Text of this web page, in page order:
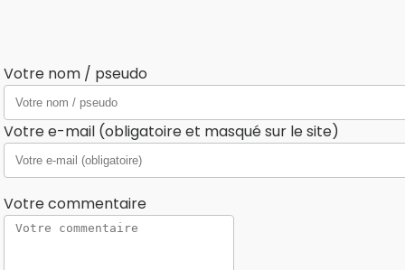
Votre nom / pseudo
Votre e-mail (obligatoire et masqué sur le site)
Votre commentaire